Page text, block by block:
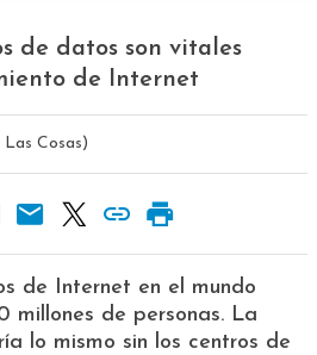
de datos son vitales
de Internet
Cosas)
de Internet en el mundo
millones de personas. La
lo mismo sin los centros de